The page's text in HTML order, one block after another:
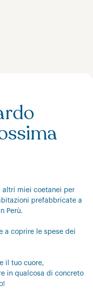
altri miei coetanei per
prefabbricate a
Perù.
a coprire le spese dei
il tuo cuore,
in qualcosa di concreto